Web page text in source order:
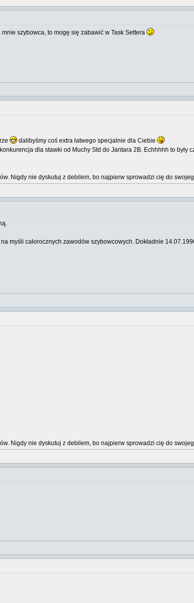
szybowca, to mogę się zabawić w Task Settera
dalibyśmy coś extra łatwego specjalnie dla Ciebie
dla stawki od Muchy Std do Jantara 2B. Echhhhh to były
Nigdy nie dyskutuj z debilem, bo najpierw sprowadzi cię do
myśli całorocznych zawodów szybowcowych. Dokładnie
Nigdy nie dyskutuj z debilem, bo najpierw sprowadzi cię do